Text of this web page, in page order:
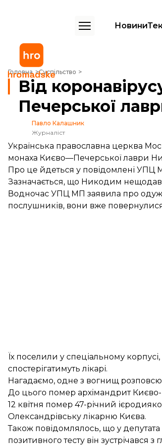
Новини
Головна Суспільство
Від коронавірусу помер монах Києво-
Від
Печерської
Павло Калашник
Журналіст
Українська православна церква
монаха Києво—Печерської лаври
Про це йдеться у повідомлені УПЦ
Зазначається, що Никодим
Водночас УПЦ МП заявила про
послушників, вони вже
Їх поселили у спеціальному
спостерігатимуть лікарі.
Нагадаємо, одне з вогнищ
До цього помер архімандрит
12 квітня помер 47-річний
Олександрівську лікарню Києва.
Також повідомлялось, що у
позитивного тесту він зустрічався